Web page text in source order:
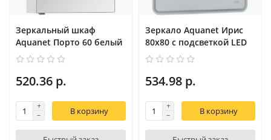
Зеркальный шкаф
Aquanet Порто 60 белый
520.36 р.
В корзину
Зеркало Aquanet Ирис
80x80 с подсветкой LED
534.98 р.
В корзину